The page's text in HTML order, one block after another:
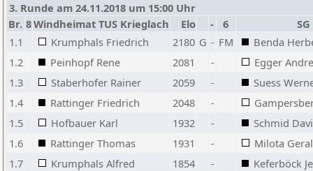
3. Runde am 24.11.2018 um 15:00 Uhr
Br. 8Windheimat TUS Krieglach Elo - 6
1.1
Krumphals Friedrich 2180 G - FM
Benda
1.2
Peinhopf Rene 2081 -
Egger
1.3
Staberhofer Rainer 2059 -
Suess
1.4
Rattinger Friedrich 2048 -
1.5
Hofbauer Karl 1932 -
Schmid
1.6
Rattinger Thomas 1931 -
Milota
1.7
Krumphals Alfred 1854 -
Keferböck